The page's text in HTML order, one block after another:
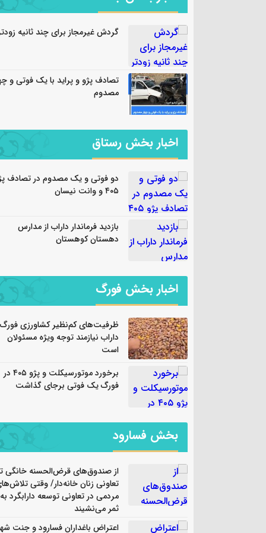
گردش غیرمجاز برای چند ثانیه
تصادف پژو و پراید با یک فوتی و
مصدوم
اخبار بخش رستاق
دو فوتی و یک مصدوم در تصادف
۴۰۵ و وانت نیسان
بازدید فرماندار داراب از مدارس
دهستان کوهستان
اخبار بخش فورگ
ظرفیت‌های کم‌نظیر کشاورزی فورگ
داراب نیازمند توجه ویژه مسئولان
است
برخورد موتورسیکلت و پژو ۴۰۵ در
فورگ یک فوتی برجای گذاشت
بخش فسارود
از صندوق‌های قرض‌الحسنه خانگی
تعاونی زنان خانه‌دار/ وقتی
مردمی در تعاونی توسعه دارابگرد به
ثمر می‌نشیند
اعتراض باغداران فسارود و جنت